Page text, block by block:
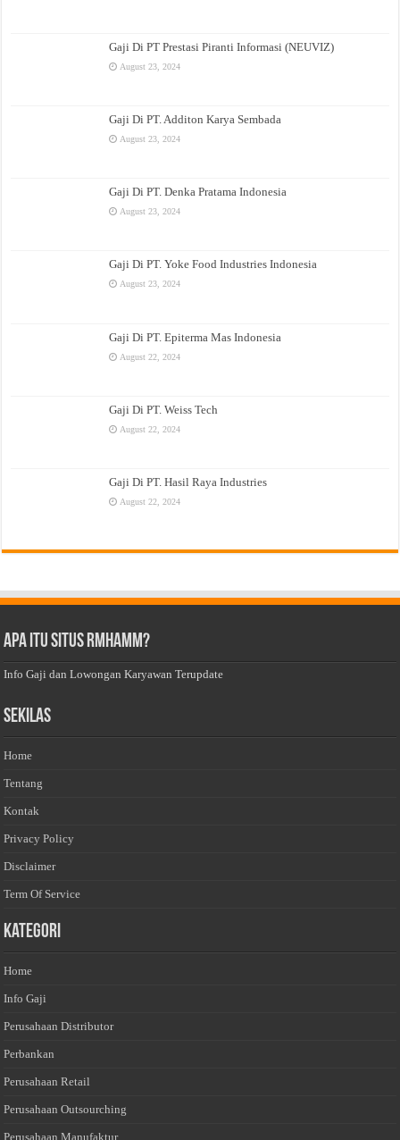
Gaji Di PT Prestasi Piranti Informasi (NEUVIZ)
August 23, 2024
Gaji Di PT. Additon Karya Sembada
August 23, 2024
Gaji Di PT. Denka Pratama Indonesia
August 23, 2024
Gaji Di PT. Yoke Food Industries Indonesia
August 23, 2024
Gaji Di PT. Epiterma Mas Indonesia
August 22, 2024
Gaji Di PT. Weiss Tech
August 22, 2024
Gaji Di PT. Hasil Raya Industries
August 22, 2024
Apa Itu Situs Rmhamm?
Info Gaji dan Lowongan Karyawan Terupdate
Sekilas
Home
Tentang
Kontak
Privacy Policy
Disclaimer
Term Of Service
Kategori
Home
Info Gaji
Perusahaan Distributor
Perbankan
Perusahaan Retail
Perusahaan Outsourching
Perusahaan Manufaktur